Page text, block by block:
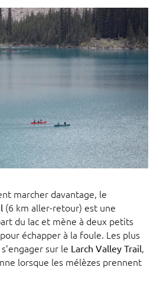
marcher davantage, le
(6 km aller-retour) est une
du lac et mène à deux petits
échapper à la foule. Les plus
sur le Larch Valley Trail,
lorsque les mélèzes prennent